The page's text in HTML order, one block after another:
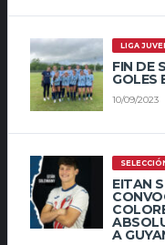
LIGA
FIN DE
GOLES
10/09/2023
EITAN
A